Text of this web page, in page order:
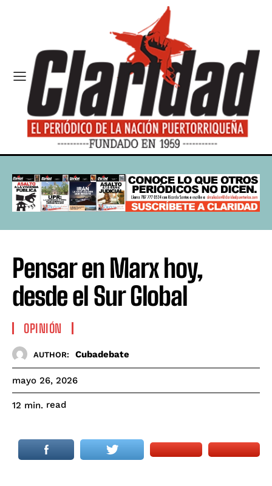
Pensar en Marx hoy,
desde el Sur Global
OPINIÓN
AUTHOR: Cubadebate
mayo 26, 2026
12 min. read